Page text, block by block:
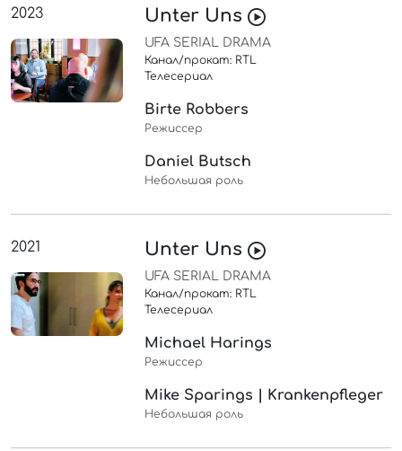
2023 Unter Uns
UFA SERIAL DRAMA
Канал/прокат: RTL
Телесериал
Birte Robbers
Режиссер
Daniel Butsch
Небольшая роль
2021 Unter Uns
UFA SERIAL DRAMA
Канал/прокат: RTL
Телесериал
Michael Harings
Режиссер
Mike Sparings | Krankenpfleger
Небольшая роль